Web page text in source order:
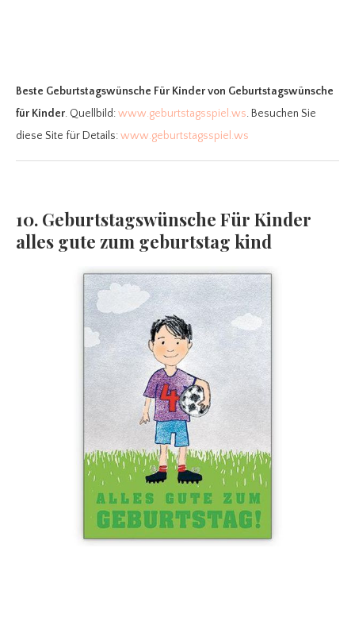
Beste Geburtstagswünsche Für Kindervon Geburtstagswünsche
für Kinder. Quellbild:www.geburtstagsspiel.ws. Besuchen Sie
diese Site für Details:www.geburtstagsspiel.ws
10. Geburtstagswünsche Für Kinder
alles gute zum geburtstag kind